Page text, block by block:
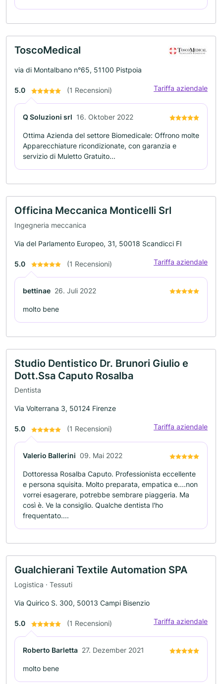
ToscoMedical
via di Montalbano n°65, 51100 Pistpoia
5.0 (1 Recensioni) Tariffa aziendale
Q Soluzioni srl 16. Oktober 2022
Ottima Azienda del settore Biomedicale: Offrono molte
Apparecchiature ricondizionate, con garanzia e
servizio di Muletto Gratuito...
Officina Meccanica Monticelli Srl
Ingegneria meccanica
Via del Parlamento Europeo, 31, 50018 Scandicci FI
5.0 (1 Recensioni) Tariffa aziendale
bettinae 26. Juli 2022
molto bene
Studio Dentistico Dr. Brunori Giulio e
Dott.Ssa Caputo Rosalba
Dentista
Via Volterrana 3, 50124 Firenze
5.0 (1 Recensioni) Tariffa aziendale
Valerio Ballerini 09. Mai 2022
Dottoressa Rosalba Caputo. Professionista eccellente
e persona squisita. Molto preparata, empatica e....non
vorrei esagerare, potrebbe sembrare piaggeria. Ma
così è. Ve la consiglio. Qualche dentista l'ho
frequentato....
Gualchierani Textile Automation SPA
Logistica · Tessuti
Via Quirico S. 300, 50013 Campi Bisenzio
5.0 (1 Recensioni) Tariffa aziendale
Roberto Barletta 27. Dezember 2021
molto bene